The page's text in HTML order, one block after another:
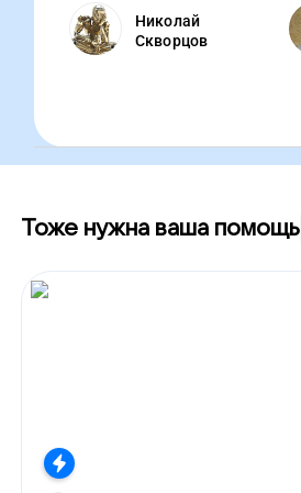
Николай
Скворцов
Тоже нужна ваша помощь